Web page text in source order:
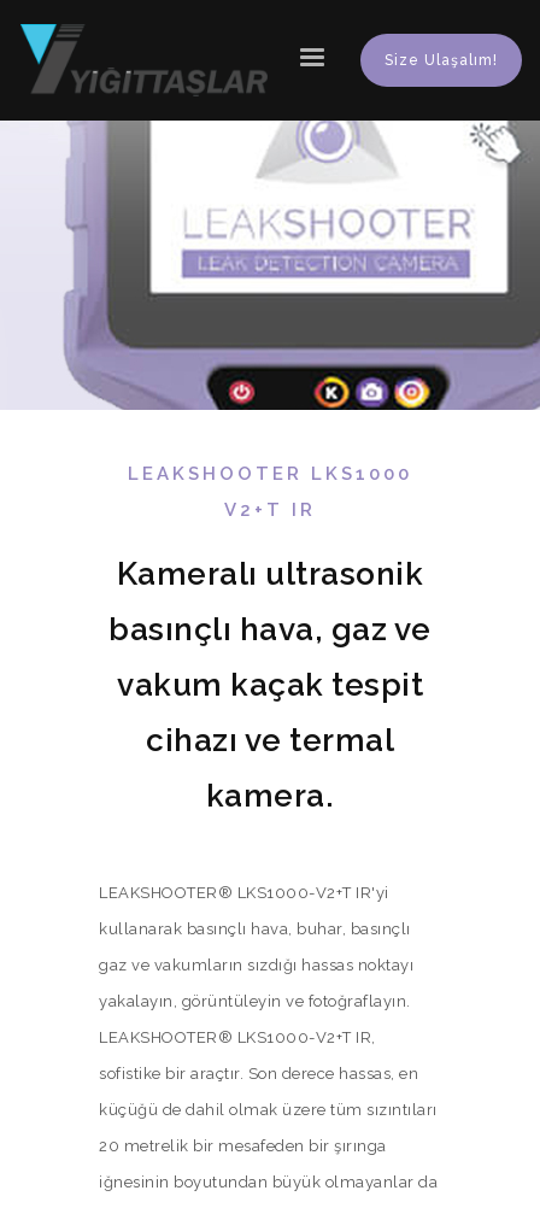
Size Ulaşalım!
LEAKSHOOTER LKS1000
V2+T IR
Kameralı ultrasonik
basınçlı hava, gaz ve
vakum kaçak tespit
cihazı ve termal
kamera.
LEAKSHOOTER® LKS1000-V2+T IR'yi
kullanarak basınçlı hava, buhar, basınçlı
gaz ve vakumların sızdığı hassas noktayı
yakalayın, görüntüleyin ve fotoğraflayın.
LEAKSHOOTER® LKS1000-V2+T IR,
sofistike bir araçtır. Son derece hassas, en
küçüğü de dahil olmak üzere tüm sızıntıları
20 metrelik bir mesafeden bir şırınga
iğnesinin boyutundan büyük olmayanlar da